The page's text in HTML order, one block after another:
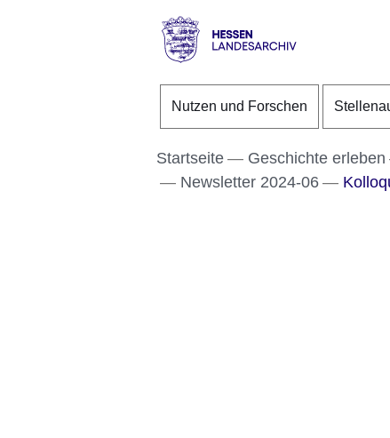
Direkt zum Kopf der
Direkt zum Inhalt
Direkt zum Fuß der
Landesarchiv
Nutzen und Forschen
Startseite Geschichte erleben
Newsletter 2024-06